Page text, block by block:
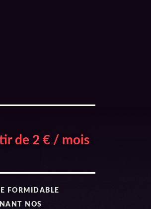
de 2 € / mois
FORMIDABLE
NOS